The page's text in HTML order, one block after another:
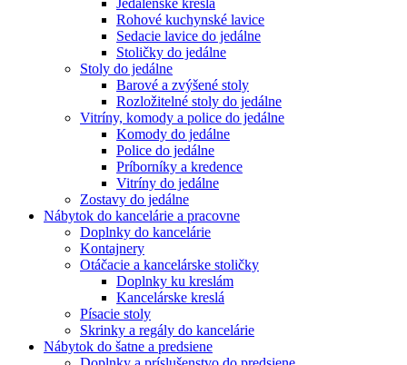
Rohové kuchynské lavice
Sedacie lavice do jedálne
Stoličky do jedálne
Stoly do jedálne
Barové a zvýšené stoly
Rozložitelné stoly do jedálne
Vitríny, komody a police do jedálne
Komody do jedálne
Police do jedálne
Príborníky a kredence
Vitríny do jedálne
Zostavy do jedálne
Nábytok do kancelárie a pracovne
Doplnky do kancelárie
Kontajnery
Otáčacie a kancelárske stoličky
Doplnky ku kreslám
Kancelárske kreslá
Písacie stoly
Skrinky a regály do kancelárie
Nábytok do šatne a predsiene